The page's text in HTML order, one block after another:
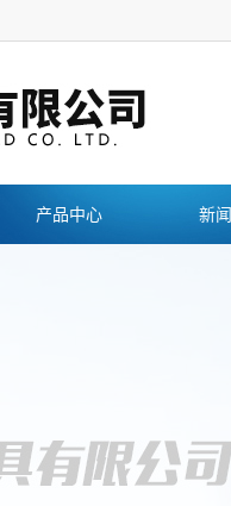
产品中心 新